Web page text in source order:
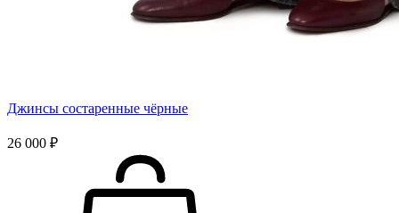
Джинсы состаренные чёрные
26 000 ₽